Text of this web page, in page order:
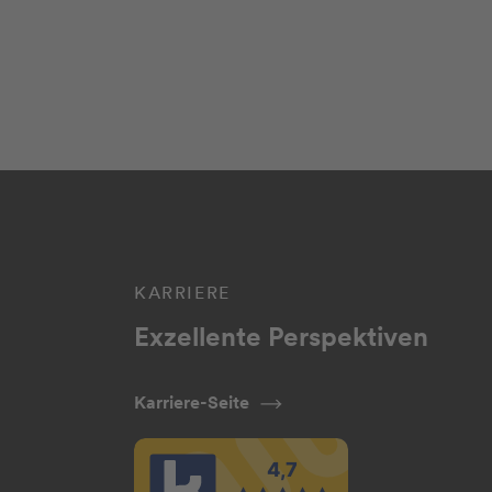
KARRIERE
Exzellente Perspektiven
Karriere-Seite